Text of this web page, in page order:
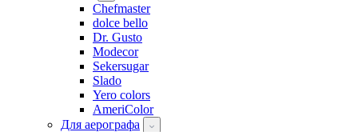
Chefmaster
dolce bello
Dr. Gusto
Modecor
Sekersugar
Slado
Yero colors
AmeriColor
Для аерографа